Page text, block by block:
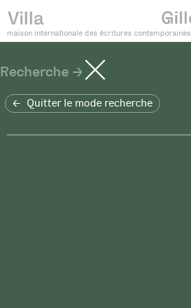
maison internationale des écritures contemporaines
Recherche
Quitter le mode recherche